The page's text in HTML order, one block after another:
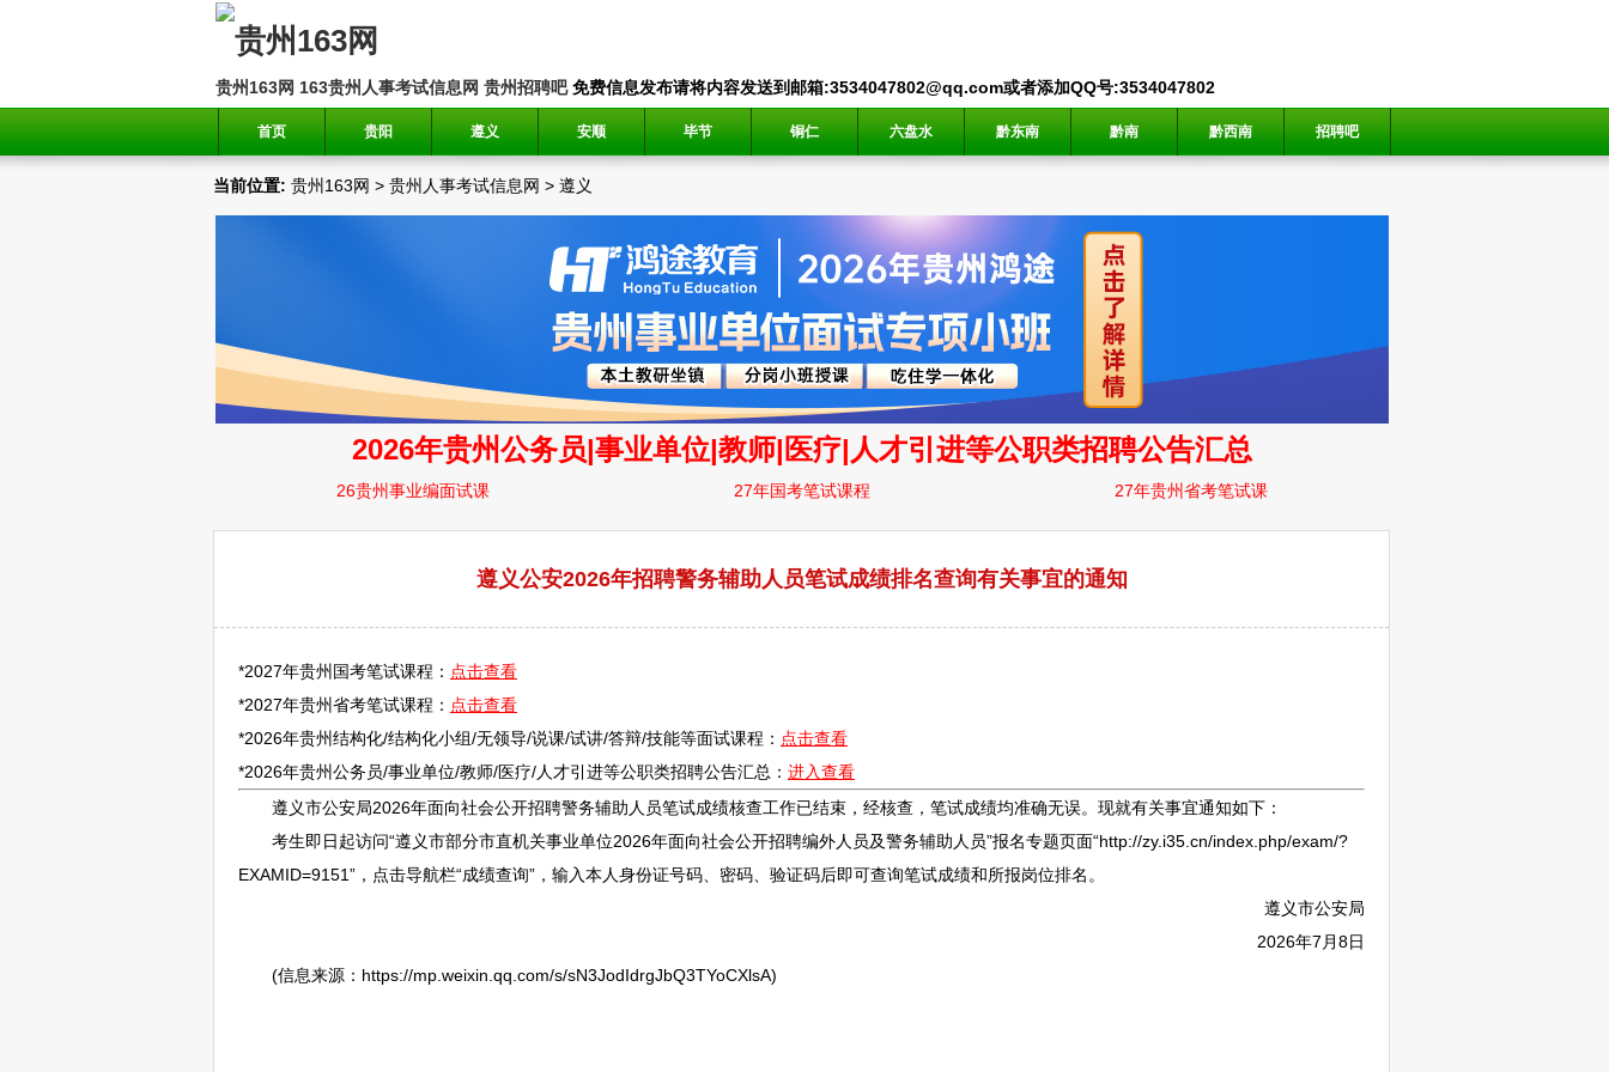
贵州163网 163贵州人事考试信息网 贵州招聘吧免费信息发布请将内容发送到邮箱:3534047802@qq.com或者添加QQ号:3534047802
首页 贵阳 遵义 安顺 毕节 铜仁 六盘水 黔东南 黔南 黔西南 招聘吧
当前位置: 贵州163网 > 贵州人事考试信息网 > 遵义
遵义公安2026年招聘警务辅助人员笔试成绩排名查询有关事宜的通知
*2027年贵州国考笔试课程： 点击查看
*2027年贵州省考笔试课程： 点击查看
*2026年贵州结构化/结构化小组/无领导/说课/试讲/答辩/技能等面试课程： 点击查看
*2026年贵州公务员/事业单位/教师/医疗/人才引进等公职类招聘公告汇总： 进入查看
遵义市公安局2026年面向社会公开招聘警务辅助人员笔试成绩核查工作已结束，经核查，笔试成绩均准确无误。现就有关事宜通知如下：
考生即日起访问“遵义市部分市直机关事业单位2026年面向社会公开招聘编外人员及警务辅助人员”报名专题页面“http://zy.i35.cn/index.php/exam/?
EXAMID=9151”，点击导航栏“成绩查询”，输入本人身份证号码、密码、验证码后即可查询笔试成绩和所报岗位排名。
遵义市公安局
2026年7月8日
(信息来源：https://mp.weixin.qq.com/s/sN3JodIdrgJbQ3TYoCXlsA)